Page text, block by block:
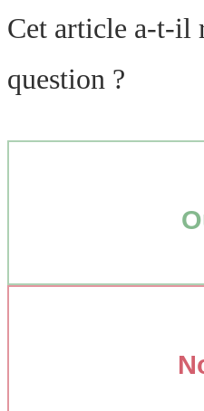
Cet article a-t-il
question ?